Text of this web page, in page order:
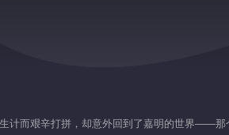
而艰辛打拼，却意外回到了嘉明的世界——那